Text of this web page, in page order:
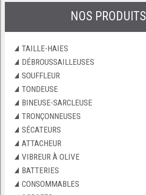
NOS PRODUITS
TAILLE-HAIES
DÉBROUSSAILLEUSES
SOUFFLEUR
TONDEUSE
BINEUSE-SARCLEUSE
TRONÇONNEUSES
SÉCATEURS
ATTACHEUR
VIBREUR À OLIVE
BATTERIES
CONSOMMABLES